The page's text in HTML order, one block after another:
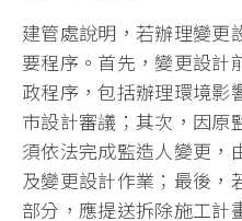
建管處說明，若辦理變更
要程序。首先，變更設計
政程序，包括辦理環境影
市設計審議；其次，因原
須依法完成監造人變更，
及變更設計作業；最後，
部分，應提送拆除施工計